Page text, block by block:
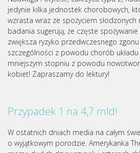
jedynie kilka jednostek chorobowych,
wzrasta wraz ze spożyciem słodzonych
badania sugerują, że częste
zwiększa ryzyko przedwczesnego
szczególności z powodu chorób
mniejszym stopniu z powodu
kobiet! Zapraszamy do lektury!
Przypadek 1 na 4,7 mld!
W ostatnich dniach media na całym
o wyjątkowym porodzie. Amerykanka